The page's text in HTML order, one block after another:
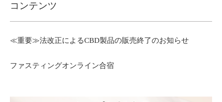
コンテンツ
≪重要≫法改正によるCBD製品の販売終了のお知らせ
ファスティングオンライン合宿